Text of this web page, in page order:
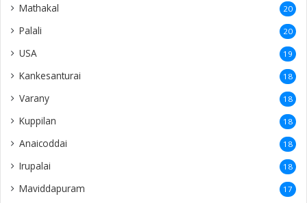
Mathakal 20
Palali 20
USA 19
Kankesanturai 18
Varany 18
Kuppilan 18
Anaicoddai 18
Irupalai 18
Maviddapuram 17